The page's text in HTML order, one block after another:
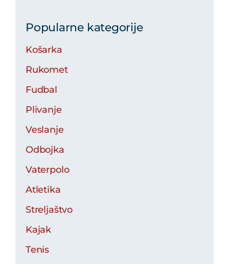
Popularne kategorije
Košarka
Rukomet
Fudbal
Plivanje
Veslanje
Odbojka
Vaterpolo
Atletika
Streljaštvo
Kajak
Tenis